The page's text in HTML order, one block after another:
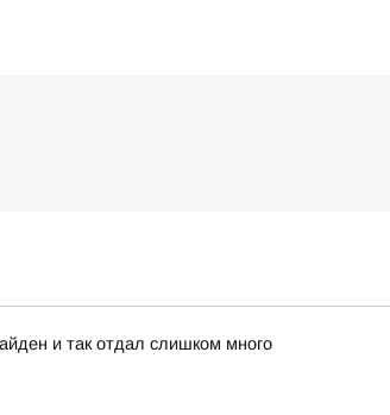
и так отдал слишком много